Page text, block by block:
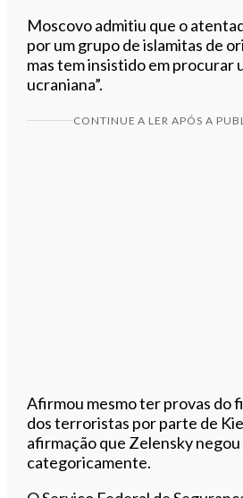
Moscovo admitiu que o
por um grupo de islamitas de
mas tem insistido em procurar
ucraniana”.
CONTINUE A LER APÓS A
Afirmou mesmo ter provas do
dos terroristas por parte de
afirmação que Zelensky negou
categoricamente.